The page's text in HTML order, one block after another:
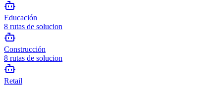
Educación
8 rutas de solucion
Construcción
8 rutas de solucion
Retail